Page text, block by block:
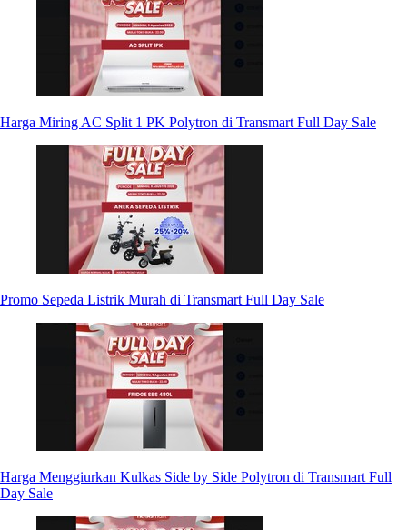
Harga Miring AC Split 1 PK Polytron di Transmart Full Day Sale
Promo Sepeda Listrik Murah di Transmart Full Day Sale
Harga Menggiurkan Kulkas Side by Side Polytron di Transmart Full
Day Sale